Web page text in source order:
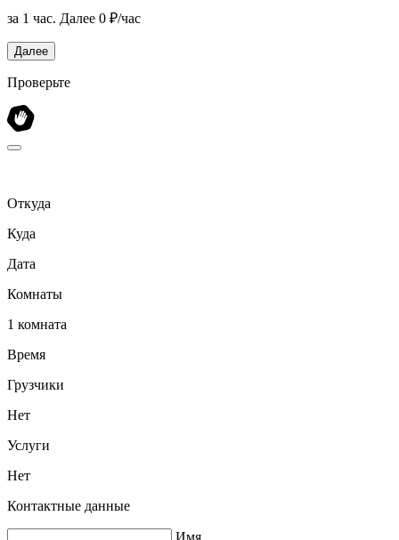
за 1 час. Далее 0 ₽/час
Далее
Проверьте
Откуда
Куда
Дата
Комнаты
1 комната
Время
Грузчики
Нет
Услуги
Нет
Контактные данные
Имя